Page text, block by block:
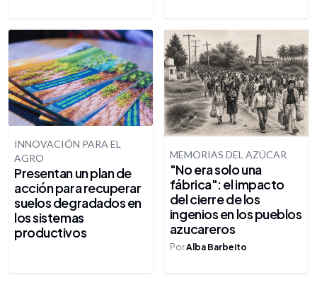
INNOVACIÓN PARA EL
AGRO
Presentan un plan de
acción para recuperar
suelos degradados en
los sistemas
productivos
MEMORIAS DEL AZÚCAR
"No era solo una
fábrica": el impacto
del cierre de los
ingenios en los pueblos
azucareros
PorAlba Barbeito